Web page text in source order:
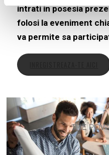
intrati in posesia
folosi la eveniment
va permite sa